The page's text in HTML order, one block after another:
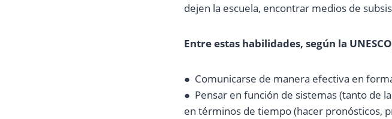
dejen la escuela, encontrar medios de
Entre estas habilidades, según la
● Comunicarse de manera efectiva en
● Pensar en función de sistemas (tanto de
en términos de tiempo (hacer pronósticos,